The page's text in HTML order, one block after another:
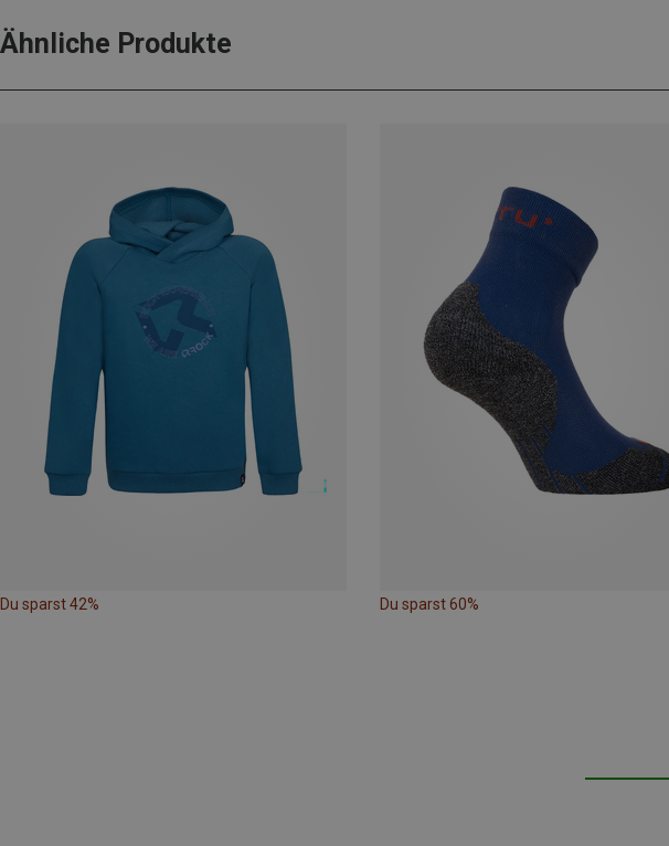
Ähnliche Produkte
Du sparst 42% Du sparst 60%